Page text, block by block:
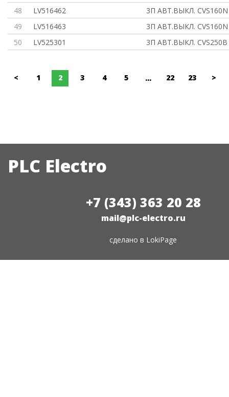
48
LV516462
3П АВТ.ВЫКЛ.
49
LV516463
3П АВТ.ВЫКЛ.
50
LV525301 3П АВТ.ВЫКЛ.
< 1 2 3 4 5 ... 22 23 >
PLC Electro
+7 (343) 363 20 28
mail@plc-electro.ru
сделано в LokiPage